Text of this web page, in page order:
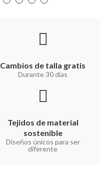
Cambios de talla gratis
Durante 30 días
Tejidos de material
sostenible
Diseños únicos para ser
diferente